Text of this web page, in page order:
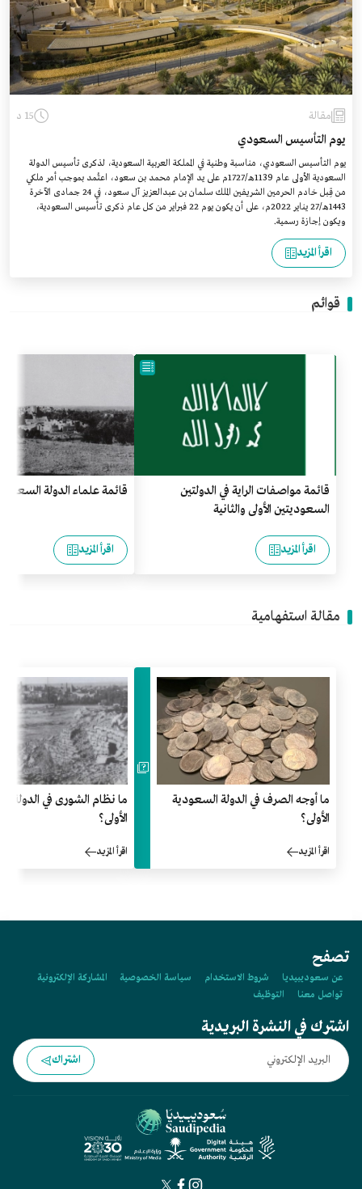
مقالة 15 د
يوم التأسيس السعودي
يوم التأسيس السعودي، مناسبة وطنية في المملكة العربية السعودية، لذكرى تأسيس الدولة
السعودية الأولى عام 1139هـ/1727م على يد الإمام محمد بن سعود، اعتُمد بموجب أمر ملكي
من قِبل خادم الحرمين الشريفين الملك سلمان بن عبدالعزيز آل سعود، في 24 جمادى الآخرة
1443هـ/27 يناير 2022م، على أن يكون يوم 22 فبراير من كل عام ذكرى تأسيس السعودية،
ويكون إجازة رسمية.
اقرأ المزيد
قوائم
قائمة مواصفات الراية في الدولتين
السعوديتين الأولى والثانية
اقرأ المزيد
قائمة علماء الدولة
اقرأ المزيد
مقالة استفهامية
ما أوجه الصرف في الدولة السعودية
الأولى؟
اقرأ المزيد
ما نظام الشورى في الدولة
الأولى؟
اقرأ المزيد
تصفح
عن سعوديبيديا شروط الاستخدام سياسة الخصوصية
المشاركة الإلكترونية
تواصل معنا
التوظيف
اشترك في النشرة البريدية
اشتراك